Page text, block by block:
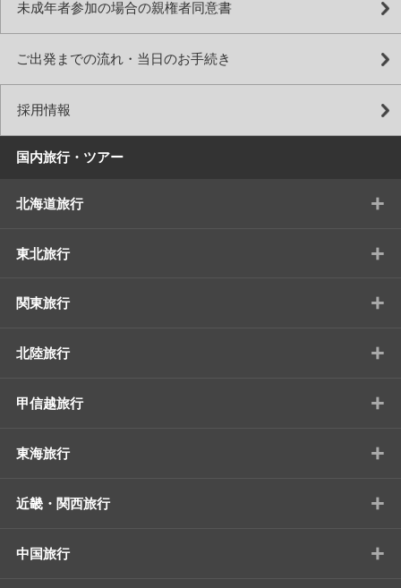
未成年者参加の場合の親権者同意書
ご出発までの流れ・当日のお手続き
採用情報
国内旅行・ツアー
北海道旅行 +
東北旅行 +
関東旅行 +
北陸旅行 +
甲信越旅行 +
東海旅行 +
近畿・関西旅行 +
中国旅行 +